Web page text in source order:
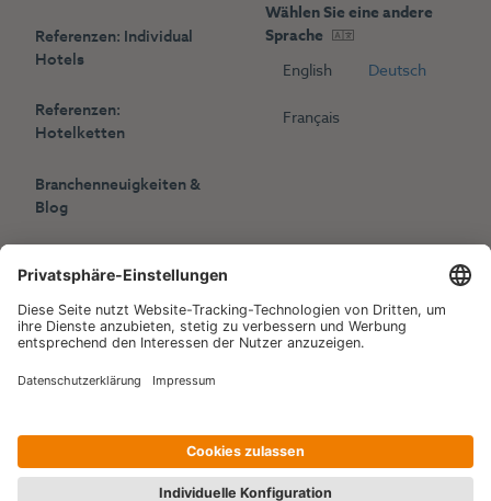
Referenzen: Individual
Hotels
Referenzen:
Hotelketten
Branchenneuigkeiten &
Blog
Veranstaltungen
Wählen Sie eine andere
Sprache
English
Deutsch
Français
Copyright © 2006-2026 Hotelpartner Management AG |